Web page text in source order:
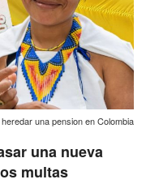
heredar una pension en Colombia
una nueva
multas